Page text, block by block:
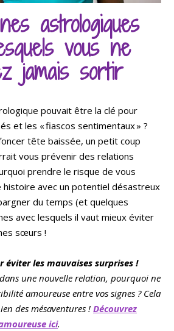
astrologiques
vous ne
jamais sortir
pouvait être la clé pour
et les « fiascos sentimentaux » ?
tête baissée, un petit coup
vous prévenir des relations
prendre le risque de vous
histoire avec un potentiel désastreux
du temps (et quelques
avec lesquels il vaut mieux éviter
sœurs !
éviter les mauvaises surprises !
une nouvelle relation, pourquoi ne
amoureuse entre vos signes ? Cela
des mésaventures ! Découvrez
ici.